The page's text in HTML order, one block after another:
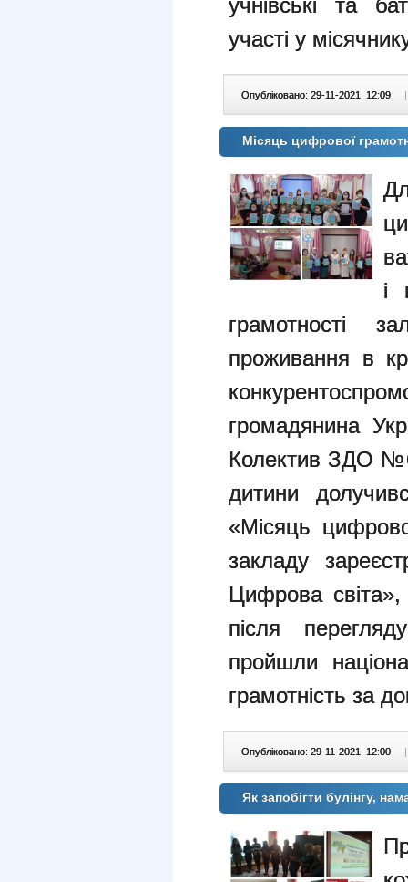
учнівські та
участі у
Опубліковано: 29-11-2021, 12:09 |
Місяць цифрової
і
грамотності
проживання в
громадянина
Колектив ЗДО
дитини
«Місяць
закладу
Цифрова
після
пройшли
грамотність за
Опубліковано: 29-11-2021, 12:00 |
Як запобігти булінгу,